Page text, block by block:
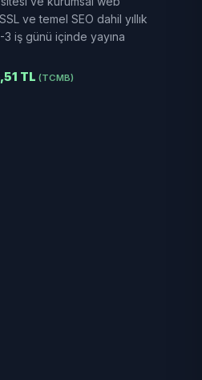
ve temel SEO dahil yıllık
iş günü içinde yayına
TL (TCMB)